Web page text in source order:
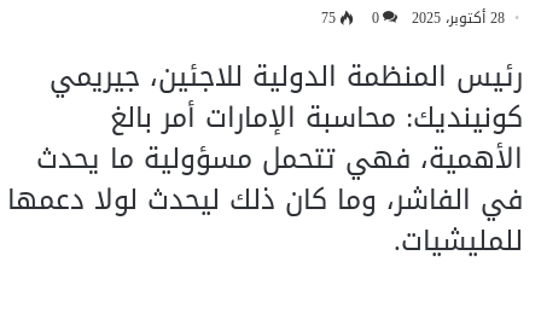
28 أكتوبر، 2025 0
75
رئيس المنظمة الدولية للاجئين، جيريمي
كونينديك: محاسبة الإمارات أمر بالغ
الأهمية، فهي تتحمل مسؤولية ما يحدث
في الفاشر، وما كان ذلك ليحدث لولا دعمها
للمليشيات.